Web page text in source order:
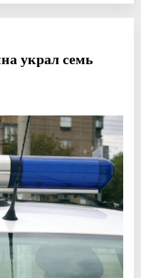
украл семь